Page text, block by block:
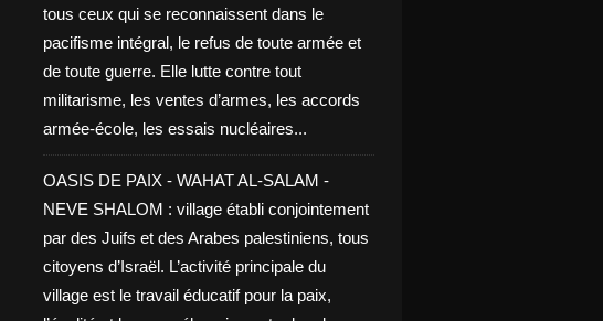
tous ceux qui se reconnaissent dans le
pacifisme intégral, le refus de toute armée et
de toute guerre. Elle lutte contre tout
militarisme, les ventes d’armes, les accords
armée-école, les essais nucléaires...
OASIS DE PAIX - WAHAT AL-SALAM -
NEVE SHALOM : village établi conjointement
par des Juifs et des Arabes palestiniens, tous
citoyens d’Israël. L’activité principale du
village est le travail éducatif pour la paix,